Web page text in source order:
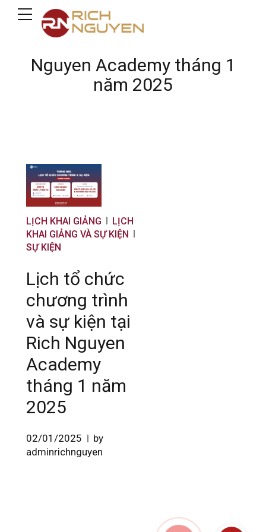
Nguyen Academy tháng 1
năm 2025
LỊCH KHAI GIẢNG
LỊCH
KHAI GIẢNG VÀ SỰ KIỆN
SỰ KIỆN
Lịch tổ chức
chương trình
và sự kiện tại
Rich Nguyen
Academy
tháng 1 năm
2025
02/01/2025
by
adminrichnguyen